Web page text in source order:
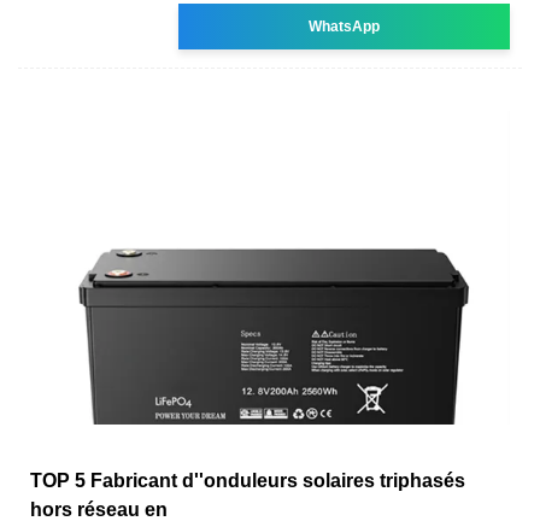
WhatsApp
TOP 5 Fabricant d''onduleurs solaires triphasés
hors réseau en